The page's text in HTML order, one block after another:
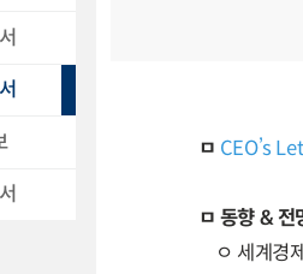
ㅁ CEO’s
ㅁ 동향 & 전
ㅇ 세계경제